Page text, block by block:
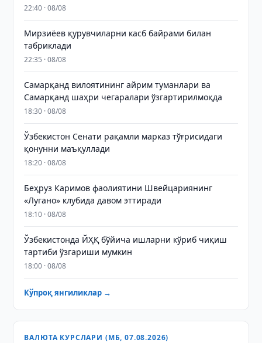
22:40 · 08/08
Мирзиёев қурувчиларни касб байрами билан
табриклади
22:35 · 08/08
Самарқанд вилоятининг айрим туманлари ва
Самарқанд шаҳри чегаралари ўзгартирилмоқда
18:30 · 08/08
Ўзбекистон Сенати рақамли марказ тўғрисидаги
қонунни маъқуллади
18:20 · 08/08
Беҳруз Каримов фаолиятини Швейцариянинг
«Лугано» клубида давом эттиради
18:10 · 08/08
Ўзбекистонда ЙҲҚ бўйича ишларни кўриб чиқиш
тартиби ўзгариши мумкин
18:00 · 08/08
Кўпроқ янгиликлар →
ВАЛЮТА КУРСЛАРИ (МБ, 07.08.2026)